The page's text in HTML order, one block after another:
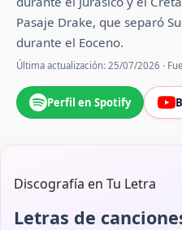
Pasaje Drake, que separó
durante el Eoceno.
Última actualización: 25/07/2026 ·
Perfil en Spotify
Discografía en Tu Letra
Letras de